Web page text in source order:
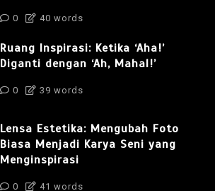
0 40 words
Ruang Inspirasi: Ketika ‘Aha!’
Diganti dengan ‘Ah, Mahal!’
0 39 words
Lensa Estetika: Mengubah Foto
Biasa Menjadi Karya Seni yang
Menginspirasi
0 41 words